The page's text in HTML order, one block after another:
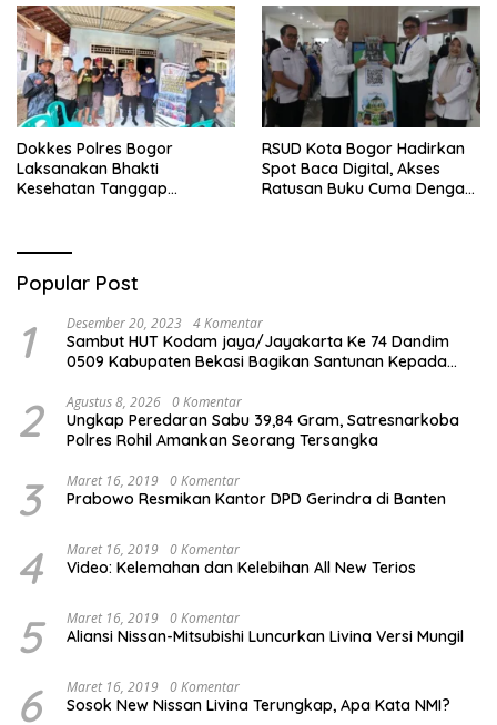
Perawatan Maksimal
Se-Bogor
Dokkes Polres Bogor
Laksanakan Bhakti
Kesehatan Tanggap
RSUD Kota Bogor Hadirkan
Spot Baca Digital, Akses
Ratusan Buku Cuma Dengan
Popular Post
1 Desember 20, 2023 4 Komentar
Sambut HUT Kodam jaya/Jayakarta Ke 74 Dandim
0509 Kabupaten Bekasi Bagikan Santunan Kepada
2 Agustus 8, 2026 0 Komentar
Ungkap Peredaran Sabu 39,84 Gram, Satresnarkoba
Polres Rohil Amankan Seorang Tersangka
3 Maret 16, 2019 0 Komentar
Prabowo Resmikan Kantor DPD Gerindra di Banten
4 Maret 16, 2019 0 Komentar
Video: Kelemahan dan Kelebihan All New Terios
5 Maret 16, 2019 0 Komentar
Aliansi Nissan-Mitsubishi Luncurkan Livina Versi Mungil
6 Maret 16, 2019 0 Komentar
Sosok New Nissan Livina Terungkap, Apa Kata NMI?